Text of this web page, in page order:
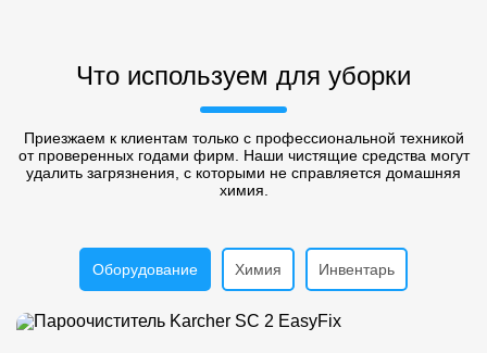
Что используем для уборки
Приезжаем к клиентам только с профессиональной техникой
от проверенных годами фирм. Наши чистящие средства могут
удалить загрязнения, с которыми не справляется домашняя
химия.
Оборудование Химия Инвентарь